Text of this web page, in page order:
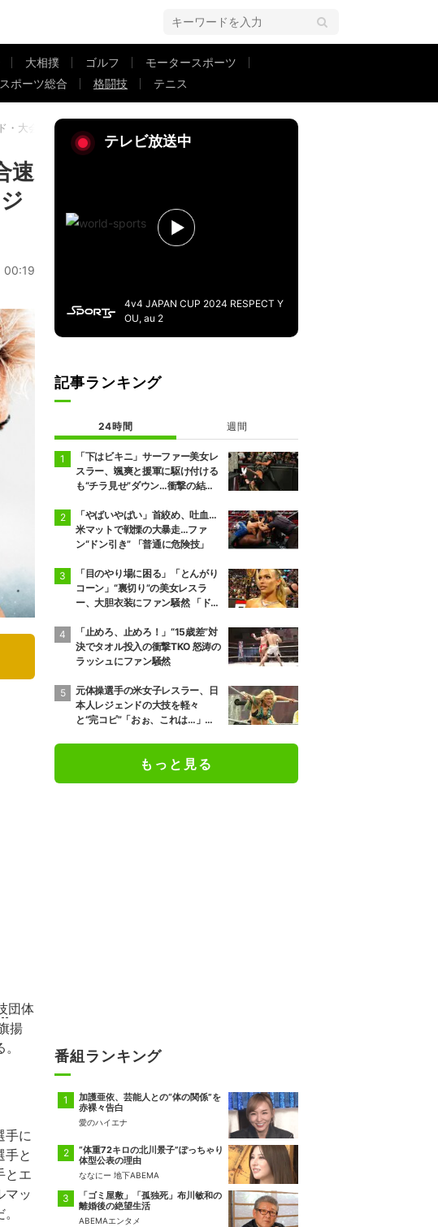
大相撲 ゴルフ
モータースポーツ
スポーツ総合 格闘技 テニス
大会情報 【RIZIN DECADE（ライジン ディケイド）・雷神番外地】
速
00:19
団体
揚
手に
手と
とエ
マッ
テレビ放送中
4v4 JAPAN CUP 2024 RESPECT Y
OU, au 2
記事ランキング
24時間 週間
「下はビキニ」サーファー美女レ
スラー、颯爽と援軍に駆け付ける
も“チラ見せ”ダウン…衝撃の結末
「やばいやばい」首絞め、吐血…
米マットで戦慄の大暴走…ファ
ン“ドン引き” 「普通に危険技」
「目のやり場に困る」「とんがり
コーン」“裏切り”の美女レスラ
ー、大胆衣装にファン騒然 「ドロ
「止めろ、止めろ！」“15歳差”対
決でタオル投入の衝撃TKO 怒涛の
ラッシュにファン騒然
元体操選手の米女子レスラー、日
本人レジェンドの大技を軽々
と“完コピ”「おぉ、これは…」実
もっと見る
番組ランキング
加護亜依、芸能人との“体の関係”を
赤裸々告白
愛のハイエナ
“体重72キロの北川景子”ぽっちゃり
体型公表の理由
ななにー 地下ABEMA
「ゴミ屋敷」「孤独死」布川敏和の
離婚後の絶望生活
ABEMAエンタメ